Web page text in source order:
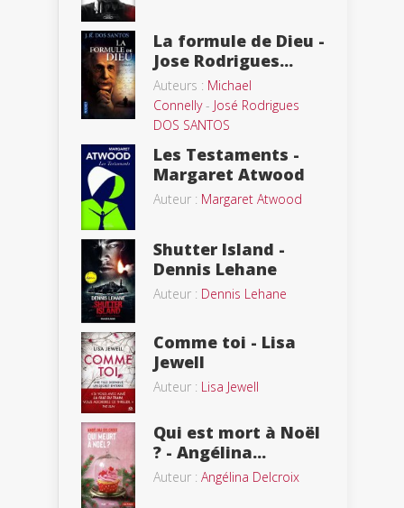
La formule de Dieu -
Jose Rodrigues...
Auteurs : Michael
Connelly- José Rodrigues
DOS SANTOS
Les Testaments -
Margaret Atwood
Auteur : Margaret Atwood
Shutter Island -
Dennis Lehane
Auteur : Dennis Lehane
Comme toi - Lisa
Jewell
Auteur : Lisa Jewell
Qui est mort à Noël
? - Angélina...
Auteur : Angélina Delcroix